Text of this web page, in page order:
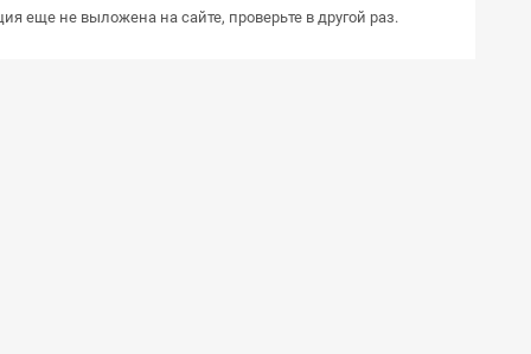
еще не выложена на сайте, проверьте в другой раз.